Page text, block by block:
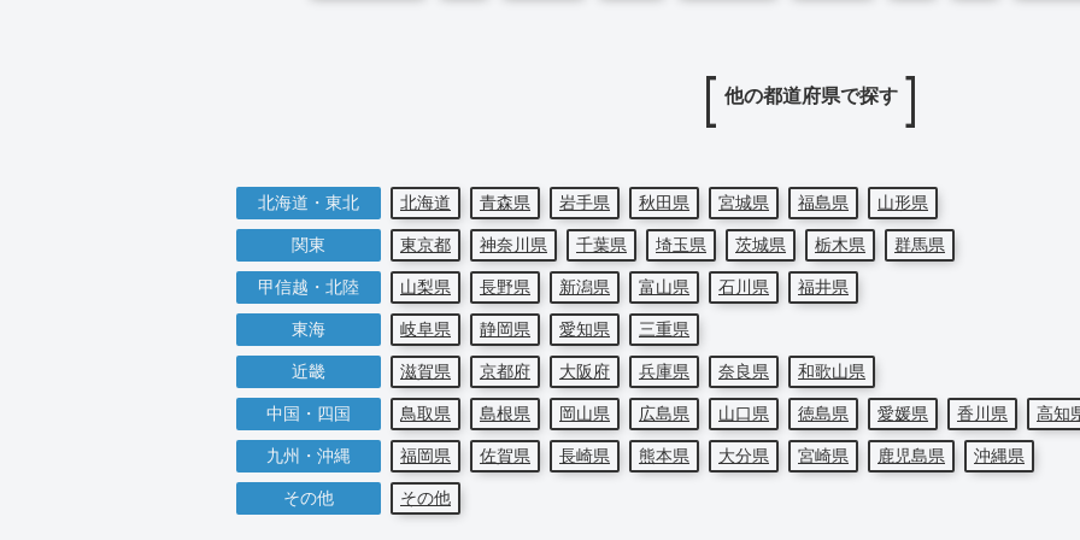
他の都道府県で探す
北海道・東北 北海道 青森県 岩手県 秋田県 宮城県 福島県
山形県
関東
東京都 神奈川県 千葉県 埼玉県 茨城県 栃木県
群馬県
甲信越・北陸
山梨県 長野県 新潟県 富山県 石川県
福井県
東海
岐阜県 静岡県 愛知県
三重県
近畿
滋賀県 京都府 大阪府 兵庫県 奈良県
和歌山県
中国・四国
鳥取県 島根県 岡山県 広島県 山口県 徳島県 愛媛県 香川県
高知
九州・沖縄
福岡県 佐賀県 長崎県 熊本県 大分県 宮崎県 鹿児島県
沖縄県
その他
その他